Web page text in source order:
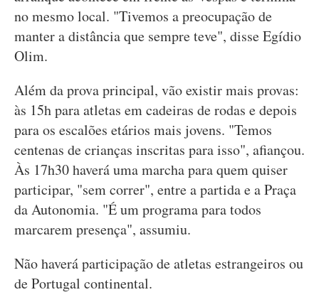
no mesmo local. "Tivemos a preocupação de
manter a distância que sempre teve", disse Egídio
Olim.
Além da prova principal, vão existir mais provas:
às 15h para atletas em cadeiras de rodas e depois
para os escalões etários mais jovens. "Temos
centenas de crianças inscritas para isso", afiançou.
Às 17h30 haverá uma marcha para quem quiser
participar, "sem correr", entre a partida e a Praça
da Autonomia. "É um programa para todos
marcarem presença", assumiu.
Não haverá participação de atletas estrangeiros ou
de Portugal continental.